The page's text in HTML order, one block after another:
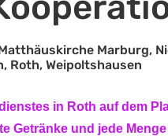
Marburg,
Roth, Weipoltshausen
in Roth auf dem
Getränke und jede